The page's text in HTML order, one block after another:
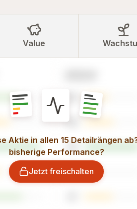
Value
Aktie in allen 15 Detailrängen
bisherige Performance?
Jetzt freischalten
49
15